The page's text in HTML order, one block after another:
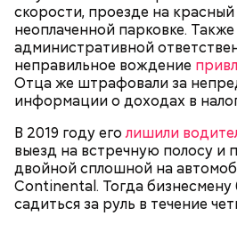
скорости, проезде на
неоплаченной парковке. Также
административной
неправильное вождение
Отца же штрафовали за
информации о доходах в
В 2019 году еголишили
выезд на встречную полосу и
двойной сплошной на
Continental. Тогда
садиться за руль в течение
погасил все долги перед
большую сумму — 320
В апреле 2024-го умерла 69-
Миссюры. Внук отравил ее со
Также Миссюра пытался
своего дядю и еще одного
регулярно добавлял жертвам
напитки и даже святую воду